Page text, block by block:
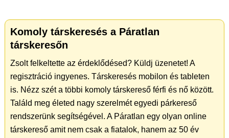
Komoly társkeresés a Páratlan
társkeresőn
Zsolt felkeltette az érdeklődésed? Küldj üzenetet! A
regisztráció ingyenes. Társkeresés mobilon és tableten
is. Nézz szét a többi komoly társkereső férfi és nő között.
Találd meg életed nagy szerelmét egyedi párkereső
rendszerünk segítségével. A Páratlan egy olyan online
társkereső amit nem csak a fiatalok, hanem az 50 év